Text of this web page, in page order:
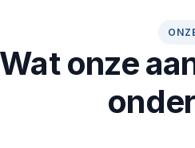
Wat onze